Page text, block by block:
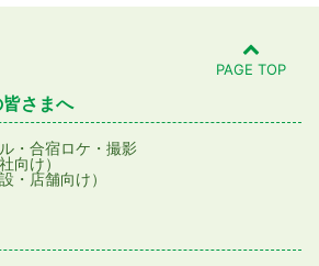
PAGE TOP
さまへ
・合宿ロケ・撮影
向け）
・店舗向け）